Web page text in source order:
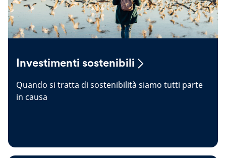
Investimenti sostenibili
Quando si tratta di sostenibilità siamo tutti parte
in causa